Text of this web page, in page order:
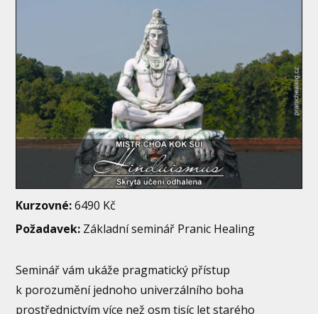
Kurzovné:6490 Kč
Požadavek: Základní seminář Pranic Healing
Seminář vám ukáže pragmatický přístup
k porozumění jednoho univerzálního boha
prostřednictvím více než osm tisíc let starého